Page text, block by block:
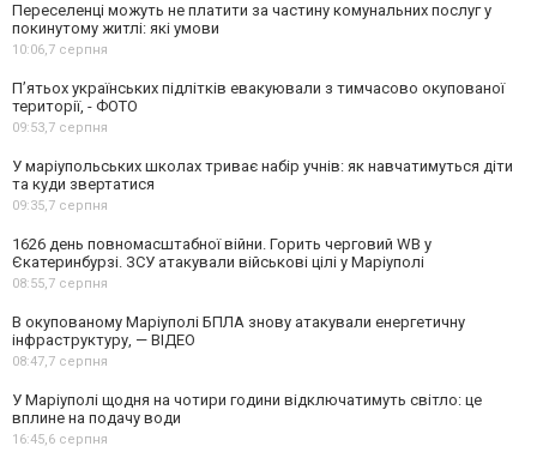
Переселенці можуть не платити за частину комунальних послуг у
покинутому житлі: які умови
10:06,7 серпня
П’ятьох українських підлітків евакуювали з тимчасово окупованої
території, - ФОТО
09:53,7 серпня
У маріупольських школах триває набір учнів: як навчатимуться діти
та куди звертатися
09:35,7 серпня
1626 день повномасштабної війни. Горить черговий WB у
Єкатеринбурзі. ЗСУ атакували військові цілі у Маріуполі
08:55,7 серпня
В окупованому Маріуполі БПЛА знову атакували енергетичну
інфраструктуру, — ВІДЕО
08:47,7 серпня
У Маріуполі щодня на чотири години відключатимуть світло: це
вплине на подачу води
16:45,6 серпня